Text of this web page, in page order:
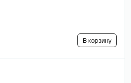
В корзину